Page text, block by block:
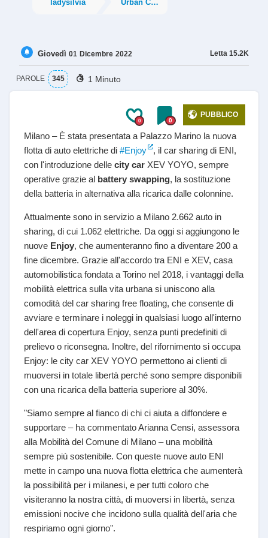
ladysilvia Urban City
Letta 15.2K
Giovedì 01 Dicembre 2022
PAROLE 345 1 Minuto
0 0
PUBBLICO
Milano – È stata presentata a Palazzo Marino la nuova
flotta di auto elettriche di #Enjoy
, il car sharing di ENI,
con l'introduzione delle city car XEV YOYO, sempre
operative grazie al battery swapping, la sostituzione
della batteria in alternativa alla ricarica dalle colonnine.
Attualmente sono in servizio a Milano 2.662 auto in
sharing, di cui 1.062 elettriche. Da oggi si aggiungono le
nuove Enjoy, che aumenteranno fino a diventare 200 a
fine dicembre. Grazie all'accordo tra ENI e XEV, casa
automobilistica fondata a Torino nel 2018, i vantaggi della
mobilità elettrica sulla vita urbana si uniscono alla
comodità del car sharing free floating, che consente di
avviare e terminare i noleggi in qualsiasi luogo all'interno
dell'area di copertura Enjoy, senza punti predefiniti di
prelievo o riconsegna. Inoltre, del rifornimento si occupa
Enjoy: le city car XEV YOYO permettono ai clienti di
muoversi in totale libertà perché sono sempre disponibili
con una ricarica della batteria superiore al 30%.
"Siamo sempre al fianco di chi ci aiuta a diffondere e
supportare – ha commentato Arianna Censi, assessora
alla Mobilità del Comune di Milano – una mobilità
sempre più sostenibile. Con queste nuove auto ENI
mette in campo una nuova flotta elettrica che aumenterà
la possibilità per i milanesi, e per tutti coloro che
visiteranno la nostra città, di muoversi in libertà, senza
emissioni nocive che incidono sulla qualità dell'aria che
respiriamo ogni giorno".